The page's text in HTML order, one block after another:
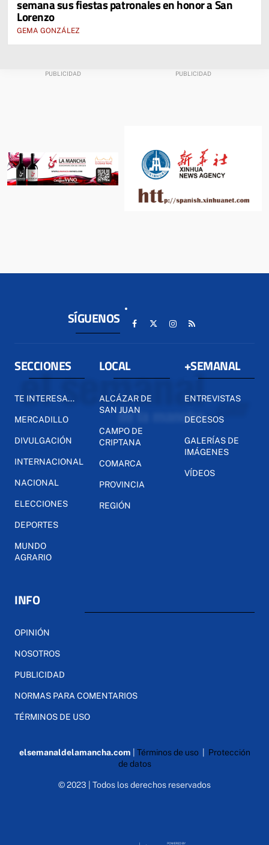
semana sus fiestas patronales en honor a San
Lorenzo
GEMA GONZÁLEZ
SÍGUENOS
SECCIONES
TE INTERESA...
MERCADILLO
DIVULGACIÓN
INTERNACIONAL
NACIONAL
ELECCIONES
DEPORTES
MUNDO
AGRARIO
LOCAL
ALCÁZAR DE
SAN JUAN
CAMPO DE
CRIPTANA
COMARCA
PROVINCIA
REGIÓN
+SEMANAL
ENTREVISTAS
DECESOS
GALERÍAS DE
IMÁGENES
VÍDEOS
INFO
OPINIÓN
NOSOTROS
PUBLICIDAD
NORMAS PARA COMENTARIOS
TÉRMINOS DE USO
elsemanaldelamancha.com Términos de uso| Protección
de datos
© 2023 | Todos los derechos reservados